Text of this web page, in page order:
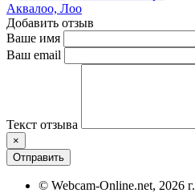
Аквалоо, Лоо
Добавить отзыв
Ваше имя
Ваш email
Текст отзыва
×
Отправить
© Webcam-Online.net, 2026 г.